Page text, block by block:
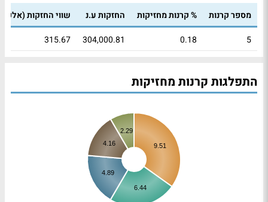
מספר קרנות % קרנות מחזיקות החזקות ע.נ
שווי החזקות
5
0.18
304,000.81
315.67
התפלגות קרנות מחזיקות
9.51
6.44
4.89
4.16
2.29